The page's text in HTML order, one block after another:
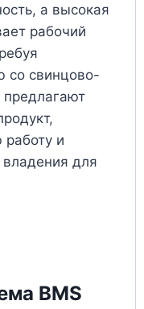
а высокая
рабочий
со свинцово-
и
для
BMS